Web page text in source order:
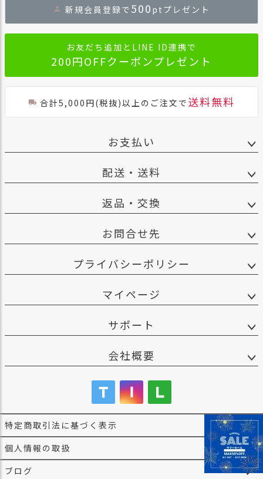
へ
新規会員登録で 500 ptプレゼント
お友だち追加とLINE ID連携で
200円OFFクーポンプレゼント
合計5,000円(税抜)以上のご注文で 送料無料
お支払い
配送・送料
返品・交換
お問合せ先
プライバシーポリシー
マイページ
サポート
会社概要
特定商取引法に基づく表示
個人情報の取扱
ブログ